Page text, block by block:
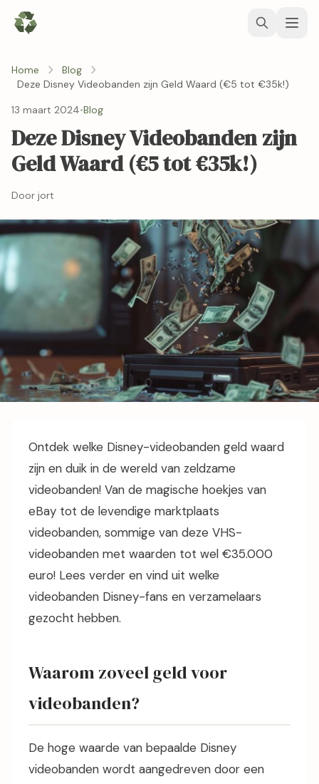
Home
Blog
Deze Disney Videobanden zijn Geld Waard (€5 tot €35k!)
13 maart 2024•Blog
Deze Disney Videobanden zijn
Geld Waard (€5 tot €35k!)
Door jort
Ontdek welke Disney-videobanden geld waard
zijn en duik in de wereld van zeldzame
videobanden! Van de magische hoekjes van
eBay tot de levendige marktplaats
videobanden, sommige van deze VHS-
videobanden met waarden tot wel €35.000
euro! Lees verder en vind uit welke
videobanden Disney-fans en verzamelaars
gezocht hebben.
Waarom zoveel geld voor
videobanden?
De hoge waarde van bepaalde Disney
videobanden wordt aangedreven door een